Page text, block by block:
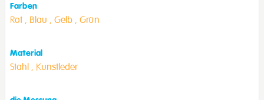
Farben
Rot , Blau , Gelb , Grün
Material
Stahl , Kunstleder